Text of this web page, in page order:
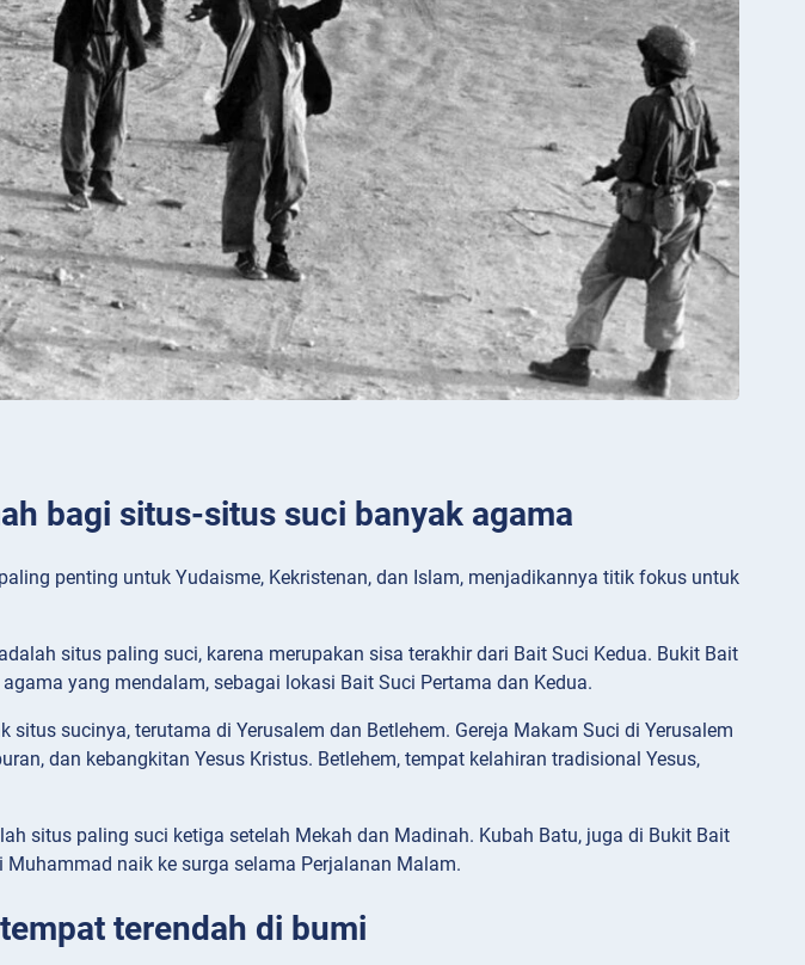
bagi situs-situs suci banyak agama
penting untuk Yudaisme, Kekristenan, dan Islam, menjadikannya titik fokus untuk
situs paling suci, karena merupakan sisa terakhir dari Bait Suci Kedua. Bukit Bait
yang mendalam, sebagai lokasi Bait Suci Pertama dan Kedua.
situs sucinya, terutama di Yerusalem dan Betlehem. Gereja Makam Suci di Yerusalem
dan kebangkitan Yesus Kristus. Betlehem, tempat kelahiran tradisional Yesus,
situs paling suci ketiga setelah Mekah dan Madinah. Kubah Batu, juga di Bukit Bait
naik ke surga selama Perjalanan Malam.
terendah di bumi